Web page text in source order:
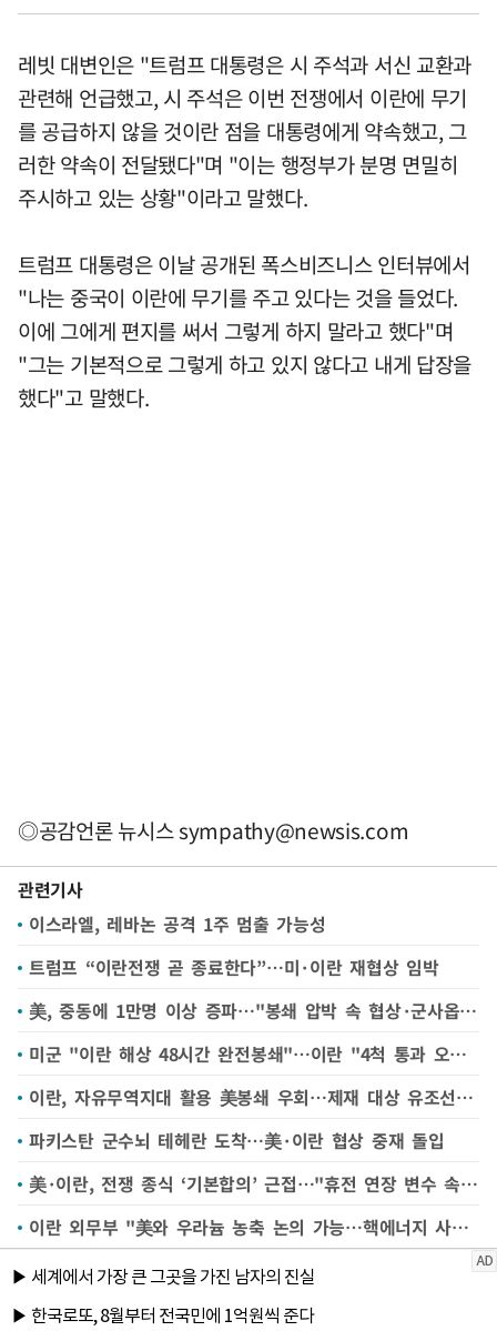
레빗 대변인은 "트럼프 대통령은 시 주석과 서신 교환과
관련해 언급했고, 시 주석은 이번 전쟁에서 이란에 무기
를 공급하지 않을 것이란 점을 대통령에게 약속했고, 그
러한 약속이 전달됐다"며 "이는 행정부가 분명 면밀히
주시하고 있는 상황"이라고 말했다.
트럼프 대통령은 이날 공개된 폭스비즈니스 인터뷰에서
"나는 중국이 이란에 무기를 주고 있다는 것을 들었다.
이에 그에게 편지를 써서 그렇게 하지 말라고 했다"며
"그는 기본적으로 그렇게 하고 있지 않다고 내게 답장을
했다"고 말했다.
◎공감언론 뉴시스sympathy@newsis.com
관련기사
이스라엘, 레바논 공격 1주 멈출 가능성
트럼프 “이란전쟁 곧 종료한다”…미·이란 재협상 임박
美, 중동에 1만명 이상 증파…"봉쇄 압박 속 협상·군사옵션 병행"(종합)
미군 "이란 해상 48시간 완전봉쇄"…이란 "4척 통과 오갔다"
이란, 자유무역지대 활용 美봉쇄 우회…제재 대상 유조선 호르무즈 해협 통과
파키스탄 군수뇌 테헤란 도착…美·이란 협상 중재 돌입
美·이란, 전쟁 종식 ‘기본합의’ 근접…"휴전 연장 변수 속 협상 진전"
이란 외무부 "美와 우라늄 농축 논의 가능…핵에너지 사용권은 보유해야"